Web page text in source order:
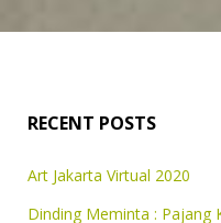
RECENT POSTS
Art Jakarta Virtual 2020
Dinding Meminta : Pajang